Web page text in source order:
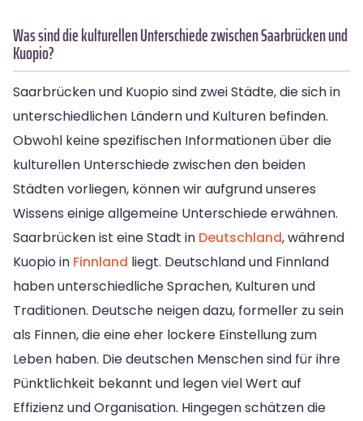
Was sind die kulturellen Unterschiede zwischen Saarbrücken und
Kuopio?
Saarbrücken und Kuopio sind zwei Städte, die sich in
unterschiedlichen Ländern und Kulturen befinden.
Obwohl keine spezifischen Informationen über die
kulturellen Unterschiede zwischen den beiden
Städten vorliegen, können wir aufgrund unseres
Wissens einige allgemeine Unterschiede erwähnen.
Saarbrücken ist eine Stadt in Deutschland, während
Kuopio in Finnland liegt. Deutschland und Finnland
haben unterschiedliche Sprachen, Kulturen und
Traditionen. Deutsche neigen dazu, formeller zu sein
als Finnen, die eine eher lockere Einstellung zum
Leben haben. Die deutschen Menschen sind für ihre
Pünktlichkeit bekannt und legen viel Wert auf
Effizienz und Organisation. Hingegen schätzen die